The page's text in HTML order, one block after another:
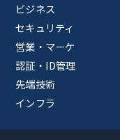
ビジネス
セキュリティ
営業・マーケ
認証・ID管理
先端技術
インフラ